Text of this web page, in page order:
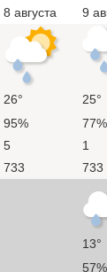
8 августа
9
26° 25°
95% 77%
5 1
733 733
13°
57%